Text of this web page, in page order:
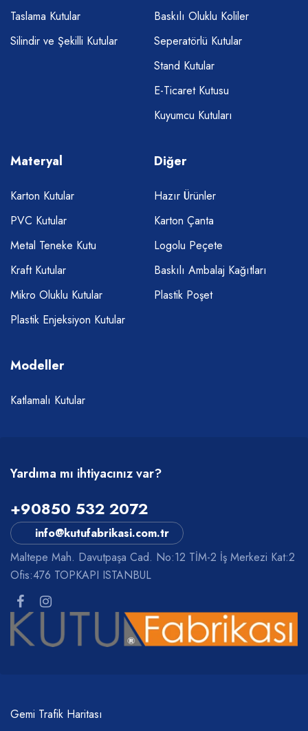
Taslama Kutular
Silindir ve Şekilli Kutular
Baskılı Oluklu Koliler
Seperatörlü Kutular
Stand Kutular
E-Ticaret Kutusu
Kuyumcu Kutuları
Materyal
Karton Kutular
PVC Kutular
Metal Teneke Kutu
Kraft Kutular
Mikro Oluklu Kutular
Plastik Enjeksiyon Kutular
Diğer
Hazır Ürünler
Karton Çanta
Logolu Peçete
Baskılı Ambalaj Kağıtları
Plastik Poşet
Modeller
Katlamalı Kutular
Yardıma mı ihtiyacınız var?
+90850 532 2072
info@kutufabrikasi.com.tr
Maltepe Mah. Davutpaşa Cad. No:12 TİM-2 İş Merkezi Kat:2
Ofis:476 TOPKAPI ISTANBUL
Gemi Trafik Haritası